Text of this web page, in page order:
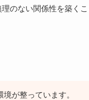
のない関係性を築くこ
が整っています。